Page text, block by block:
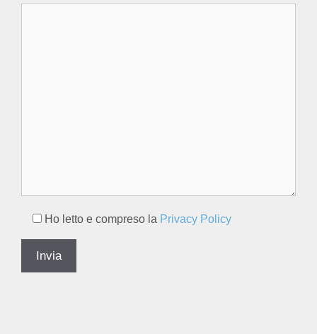
Ho letto e compreso la Privacy Policy